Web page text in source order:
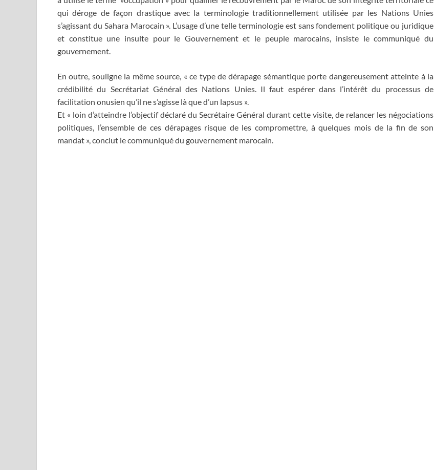
qui déroge de façon drastique avec la terminologie traditionnellement utilisée par les Nations Unies
s’agissant du Sahara Marocain ». L’usage d’une telle terminologie est sans fondement politique ou juridique
et constitue une insulte pour le Gouvernement et le peuple marocains, insiste le communiqué du
gouvernement.
En outre, souligne la même source, « ce type de dérapage sémantique porte dangereusement atteinte à la
crédibilité du Secrétariat Général des Nations Unies. Il faut espérer dans l’intérêt du processus de
facilitation onusien qu’il ne s’agisse là que d’un lapsus ».
Et « loin d’atteindre l’objectif déclaré du Secrétaire Général durant cette visite, de relancer les négociations
politiques, l’ensemble de ces dérapages risque de les compromettre, à quelques mois de la fin de son
mandat », conclut le communiqué du gouvernement marocain.